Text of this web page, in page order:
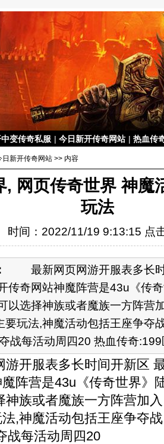
变传奇私服 | 今日新开传奇网站 | 热血传
日新开传奇网站 >> 内容
, 网页传奇世界 神魔
玩法
时间：2022/11/19 9:13:15 点
最新网页网游开服表多长时
传奇网站神魔阵营是43u《传
以选择神族或者魔族一方阵营
要玩法,神魔活动包括王座争夺
战每活动周四20 热血传奇
服表多长时间开新区
阵营是43u《传奇世界》
神族或者魔族一方阵营加
,神魔活动包括王座争夺
战每活动周四20